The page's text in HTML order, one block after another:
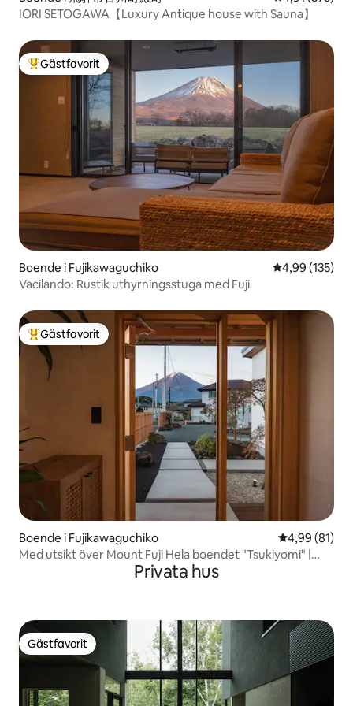
IORI SETOGAWA【Luxury Antique house with Sauna】
Populär gästfavorit
Gästfavorit
Boende i Fujikawaguchiko 4,99 av 5 i
4,99 (135)
Vacilando: Rustik uthyrningsstuga med Fuji
Populär gästfavorit
Gästfavorit
Boende i Fujikawaguchiko 4,99 av 5 i
4,99 (81)
Med utsikt över Mount Fuji Hela boendet "Tsukiyomi" |
Modernt och elegant japanskt utrymme, nära till parken
Privata hus
Gästfavorit
Gästfavorit